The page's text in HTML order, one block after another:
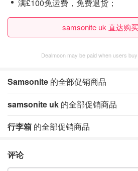
满£100免运费，免费退货；
samsonite uk 直达购
Dealmoon may be paid when users
Samsonite 的全部促销商品
samsonite uk 的全部促销商品
行李箱 的全部促销商品
评论